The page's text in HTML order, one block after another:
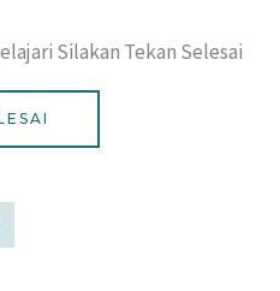
Silakan Tekan Selesai